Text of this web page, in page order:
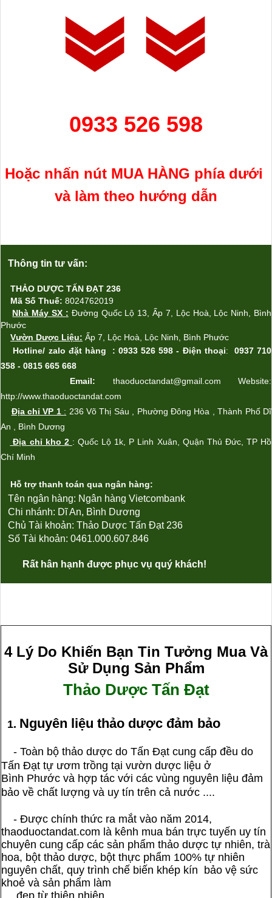
0933 526 598
Hoặc nhấn nút MUA HÀNG phía dưới
và làm theo hướng dẫn
Thông tin tư vấn:
THẢO DƯỢC TẤN ĐẠT 236
Mã Số Thuế: 8024762019
Nhà Máy SX : Đường Quốc Lộ 13, Ấp 7, Lộc Hoà,
Lộc Ninh, Bình
Phước
Vườn Dược Liệu: Ấp 7, L ộc Hoà L ộc Ninh, Bình Phước
Hotline/ zalo đặt hàng : 0933 526 598 - Điện thoại:
0937 710
358 - 0815 665 668
Email: thaoduoctandat@gmail.com Website:
http://www.thaoduoctandat.com
Địa chỉ VP 1 : 236 Võ Thị Sáu , Phường Đông Hòa , Thành Phố Dĩ
An , Bình Dương
Địa chỉ kho 2 : Quốc Lộ 1k , P Linh Xuân, Quận Thủ Đức, TP Hồ
Chí Minh
Hỗ trợ thanh toán qua ngân hàng:
Tên ngân hàng: Ngân hàng Vietcombank
Chi nhánh: Dĩ An, Bình Dương
Chủ Tài khoản: Thảo Dược Tấn Đạt 236
Số Tài khoản: 0461.000.607.846
Rất hân hạnh được phục vụ quý khách!
4 Lý Do Khiến Bạn Tin Tưởng Mua Và
Sử Dụng Sản Phẩm
Thảo Dược Tấn Đạt
1. Nguyên liệu thảo dược đảm bảo
- Toàn bộ thảo dược do Tấn Đạt cung cấp đều do
Tấn Đạt tự ươm trồng tại vườn dược liệu ở
Bình Phước và hợp tác với các vùng nguyên liệu đảm
bảo về chất lượng và uy tín trên cả nước ....
- Được chính thức ra mắt vào năm 2014,
thaoduoctandat.com là kênh mua bán trực tuyến uy tín
chuyên cung cấp các sản phẩm thảo dược tự nhiên, trà
hoa, bột thảo dược, bột thực phẩm 100% tự nhiên
nguyên chất, quy trình chế biến khép kín bảo vệ sức
khoẻ và sản phẩm làm
đẹp từ thiên nhiên.